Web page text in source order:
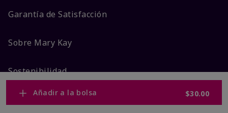
Añadir a la bolsa $30.00
Garantía de Satisfacción
Sobre Mary Kay
Sostenibilidad
Promesa De Producto